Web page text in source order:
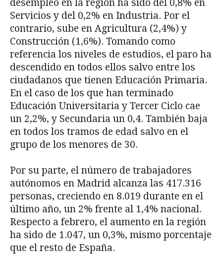
desempleo en la región ha sido del 0,8% en
Servicios y del 0,2% en Industria. Por el
contrario, sube en Agricultura (2,4%) y
Construcción (1,6%). Tomando como
referencia los niveles de estudios, el paro ha
descendido en todos ellos salvo entre los
ciudadanos que tienen Educación Primaria.
En el caso de los que han terminado
Educación Universitaria y Tercer Ciclo cae
un 2,2%, y Secundaria un 0,4. También baja
en todos los tramos de edad salvo en el
grupo de los menores de 30.
Por su parte, el número de trabajadores
autónomos en Madrid alcanza las 417.316
personas, creciendo en 8.019 durante en el
último año, un 2% frente al 1,4% nacional.
Respecto a febrero, el aumento en la región
ha sido de 1.047, un 0,3%, mismo porcentaje
que el resto de España.